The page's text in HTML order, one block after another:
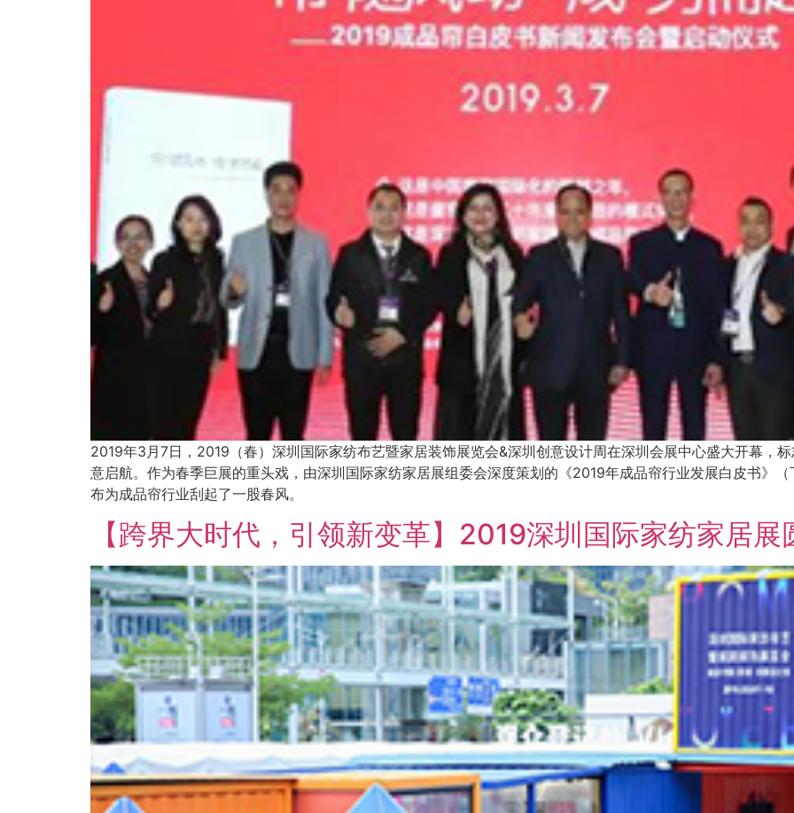
2019年3月7日，2019（春）深圳国际家纺布艺暨家居装饰展览会&深圳创意设计周在深圳会展中心盛大开幕，
意启航。作为春季巨展的重头戏，由深圳国际家纺家居展组委会深度策划的《2019年成品帘行业发展白皮书》
布为成品帘行业刮起了一股春风。
【跨界大时代，引领新变革】2019深圳国际家纺家居展